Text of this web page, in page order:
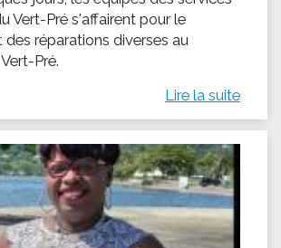
Vert-Pré s'affairent pour le
réparations diverses au
Pré.
Lire la suite